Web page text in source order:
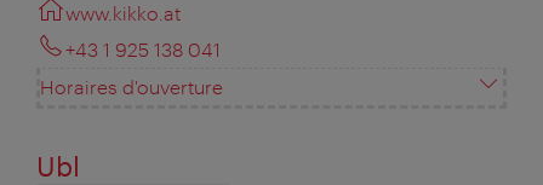
www.kikko.at
+43 1 925 138 041
Horaires d'ouverture
Ubl